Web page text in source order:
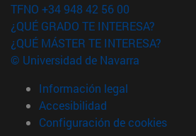
TFNO +34 948 42 56 00
¿QUÉ GRADO TE INTERESA?
¿QUÉ MÁSTER TE INTERESA?
© Universidad de Navarra
Información legal
Accesibilidad
Configuración de cookies